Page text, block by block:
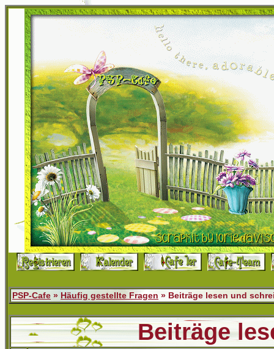
PSP-Cafe » Häufig gestellte Fragen » Beiträge lesen und
Beiträge